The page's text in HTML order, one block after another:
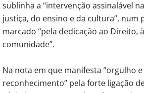
sublinha a “intervenção assinalável
justiça, do ensino e da cultura”, num
marcado “pela dedicação ao Direito,
comunidade”.
Na nota em que manifesta “orgulho e
reconhecimento” pela forte ligação